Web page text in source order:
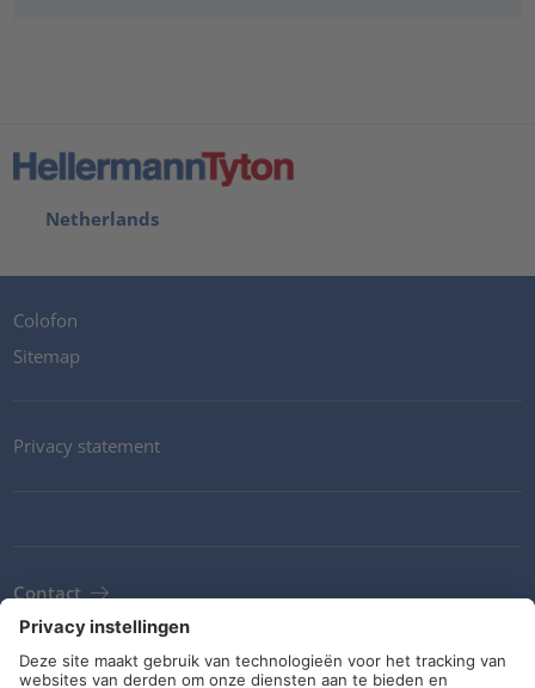
Netherlands
Colofon
Sitemap
Privacy statement
Contact
Newsletter